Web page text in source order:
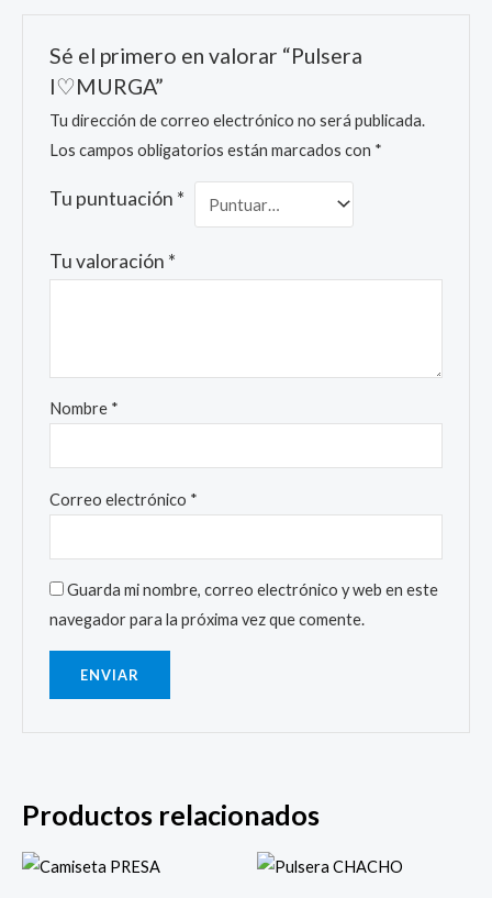
Sé el primero en valorar “Pulsera
I♡MURGA”
Tu dirección de correo electrónico no será publicada.
Los campos obligatorios están marcados con *
Tu puntuación *
Tu valoración *
Nombre *
Correo electrónico *
Guarda mi nombre, correo electrónico y web en este
navegador para la próxima vez que comente.
Productos relacionados